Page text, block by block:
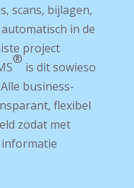
scans, bijlagen,
in de
project
®
is dit sowieso
business­
flexibel
zodat met